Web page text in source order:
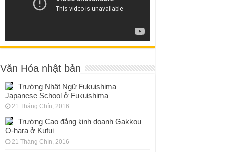
Văn Hóa nhật bản
Trường Nhật Ngữ Fukuishima
Japanese School ở Fukuishima
21 Tháng Chín, 2016
Trường Cao đẳng kinh doanh Gakkou
O-hara ở Kufui
21 Tháng Chín, 2016